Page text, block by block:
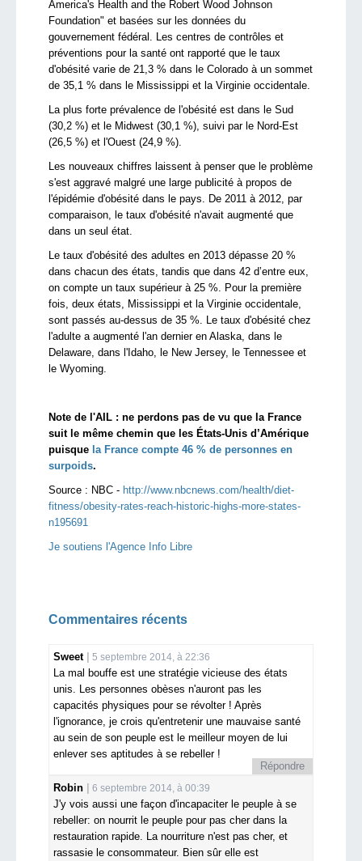
America's Health and the Robert Wood Johnson
Foundation" et basées sur les données du
gouvernement fédéral
Les centres de contrôles et
préventions pour la santé ont rapporté que le taux
d'obésité varie de 21,3 % dans le Colorado à un sommet
de 35,1 % dans le Mississippi et la Virginie occidentale
La plus forte prévalence de l'obésité est dans le Sud
(30,2 %) et le Midwest (30,1 %), suivi par le Nord-Est
(26,5 %) et l'Ouest (24,9 %)
Les nouveaux chiffres laissent à penser que le problème
s'est aggravé malgré une large publicité à propos de
l'épidémie d'obésité dans le pays. De 2011 à 2012, par
comparaison le taux d'obésité n'avait augmenté que
dans un seul état
Le taux d'obésité des adultes en 2013 dépasse 20 %
dans chacun des états, tandis que dans 42 d’entre eux,
on compte un taux supérieur à 25 % Pour la première
fois, deux états, Mississippi et la Virginie occidentale
sont passés au-dessus de 35 % L e taux d'obésité chez
l'adulte a augmenté l'an dernier en Alaska , dans le
Delaware, dans l'Idaho , le New Jersey, le Tennessee et
le Wyoming.
Note de l'AIL : ne perdons pas de vu que la France
suit le même chemin que les États-Unis d’Amérique
puisque la France compte 46 % de personnes en
surpoids.
Source : NBC - http://www.nbcnews.com/health/diet-
fitness/obesity-rates-reach-historic-highs-more-states-
n195691
Je soutiens l'Agence Info Libre
Commentaires récents
Sweet 5 septembre 2014, à 22:36
La mal bouffe est une stratégie vicieuse des états
unis. Les personnes obèses n'auront pas les
capacités physiques pour se révolter ! Après
l'ignorance, je crois qu'entretenir une mauvaise santé
au sein de son peuple est le meilleur moyen de lui
enlever ses aptitudes à se rebeller !
Répondre
Robin
6 septembre 2014, à 00:39
J'y vois aussi une façon d'incapaciter le peuple à se
rebeller: on nourrit le peuple pour pas cher dans la
restauration rapide. La nourriture n'est pas cher, et
rassasie le consommateur. Bien sûr elle est